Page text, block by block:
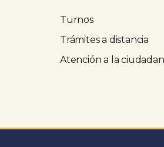
Turnos
Trámites a distancia
Atención a la